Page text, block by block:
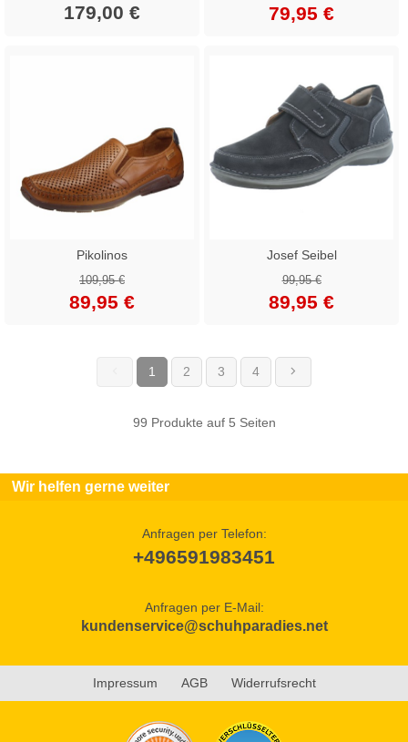
179,00 € 79,95 €
Pikolinos
109,95 €
89,95 €
Josef Seibel
99,95 €
89,95 €
1 (current)
2 3 4
99 Produkte auf 5 Seiten
Wir helfen gerne weiter
Anfragen per Telefon:
+496591983451
Anfragen per E-Mail:
kundenservice@schuhparadies.net
Impressum AGB Widerrufsrecht